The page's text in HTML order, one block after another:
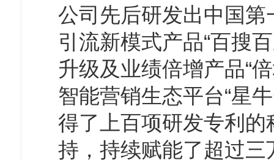
公司先后研发出中国第
引流新模式产品“百搜
升级及业绩倍增产品“
智能营销生态平台“星
得了上百项研发专利
持，持续赋能了超过